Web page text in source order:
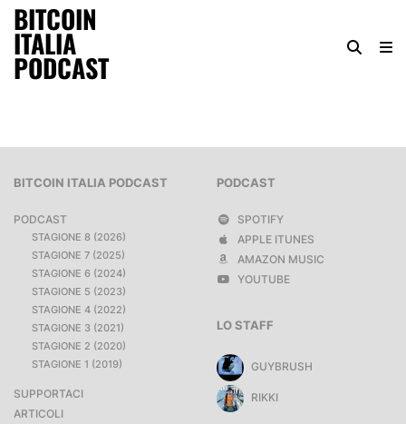
BITCOIN
ITALIA
PODCAST
BITCOIN ITALIA PODCAST
PODCAST
STAGIONE 8 (2026)
STAGIONE 7 (2025)
STAGIONE 6 (2024)
STAGIONE 5 (2023)
STAGIONE 4 (2022)
STAGIONE 3 (2021)
STAGIONE 2 (2020)
STAGIONE 1 (2019)
SUPPORTACI
ARTICOLI
PODCAST
SPOTIFY
APPLE ITUNES
AMAZON MUSIC
YOUTUBE
LO STAFF
GUYBRUSH
RIKKI